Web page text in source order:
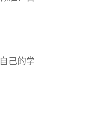
己的学